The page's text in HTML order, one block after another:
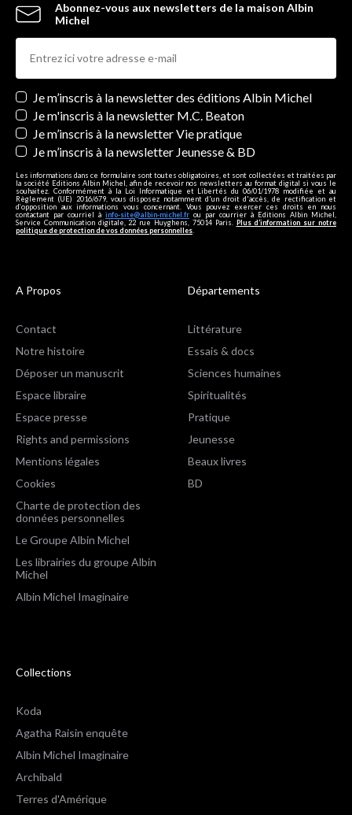
Abonnez-vous aux newsletters de la maison Albin
Michel
Newsletters
Je m’inscris à la newsletter des éditions Albin Michel
Je m'inscris à la newsletter M.C. Beaton
Je m’inscris à la newsletter Vie pratique
Je m’inscris à la newsletter Jeunesse & BD
Les informations dans ce formulaire sont toutes obligatoires, et sont collectées et traitées par
la société Editions Albin Michel, afin de recevoir nos newsletters au format digital si vous le
souhaitez. Conformément à la Loi Informatique et Libertés du 06/01/1978 modifiée et au
Règlement (UE) 2016/679, vous disposez notamment d'un droit d'accès, de rectification et
d’opposition aux informations vous concernant. Vous pouvez exercer ces droits en nous
contactant par courriel à info-site@albin-michel.fr ou par courrier à Editions Albin Michel,
Service Communication digitale, 22 rue Huyghens, 75014 Paris. Plus d’information sur notre
politique de protection de vos données personnelles
A Propos
Contact
Notre histoire
Déposer un manuscrit
Espace libraire
Espace presse
Rights and permissions
Mentions légales
Cookies
Charte de protection des
données personnelles
Le Groupe Albin Michel
Les librairies du groupe Albin
Michel
Albin Michel Imaginaire
Départements
Littérature
Essais & docs
Sciences humaines
Spiritualités
Pratique
Jeunesse
Beaux livres
BD
Collections
Koda
Agatha Raisin enquête
Albin Michel Imaginaire
Archibald
Terres d'Amérique